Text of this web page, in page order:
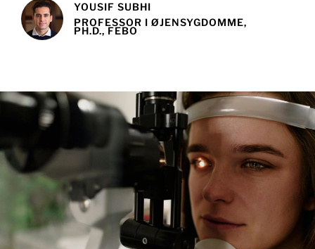
YOUSIF SUBHI
PROFESSOR I ØJENSYGDOMME,
PH.D., FEBO